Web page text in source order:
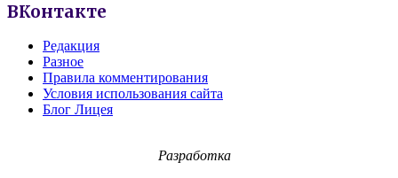
ВКонтакте
Редакция
Разное
Правила комментирования
Условия использования сайта
Блог Лицея
Разработка